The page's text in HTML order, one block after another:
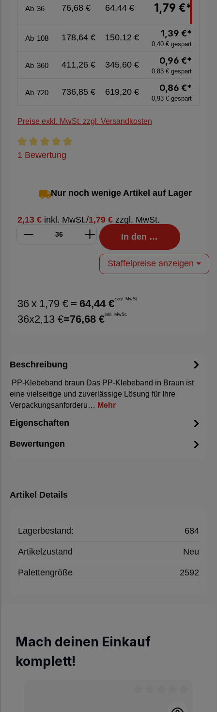
Sale
Nachhaltige
Ab 36 76,68 € 64,44 € 1,79 €*
Ab 108 178,64 € 150,12 € 1,39 €*
0,40 € gespart
Ab 360 411,26 € 345,60 € 0,96 €*
0,83 € gespart
Ab 720 736,85 € 619,20 € 0,86 €*
0,93 € gespart
Preise exkl. MwSt. zzgl. Versandkosten
Durchschnittliche Bewertung von 5 von 5 Sternen
1 Bewertung
Nur noch wenige Artikel auf Lager
2,13 € inkl. MwSt./1,79 € zzgl. MwSt.
In den Warenkorb
Staffelpreise anzeigen
36 x 1,79 € = 64,44 €zzgl. MwSt.
36x2,13 €=76,68 €inkl. MwSt.
Beschreibung
PP-Klebeband braun Das PP-Klebeband in Braun ist
eine vielseitige und zuverlässige Lösung für Ihre
Verpackungsanforderu… Mehr
Eigenschaften
Bewertungen
Artikel Details
Lagerbestand: 684
Artikelzustand Neu
Palettengröße 2592
Mach deinen Einkauf
komplett!